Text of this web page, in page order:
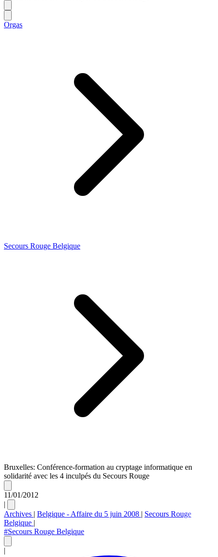
Orgas
Secours Rouge Belgique
Bruxelles: Conférence-formation au cryptage informatique en
solidarité avec les 4 inculpés du Secours Rouge
11/01/2012
|
Archives | Belgique - Affaire du 5 juin 2008 | Secours Rouge
Belgique |
#Secours Rouge Belgique
|